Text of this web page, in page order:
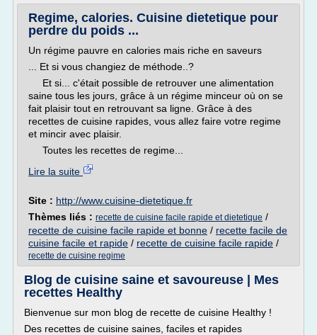
Regime, calories. Cuisine dietetique pour
perdre du poids ...
Un régime pauvre en calories mais riche en saveurs
... Et si vous changiez de méthode..?
Et si... c'était possible de retrouver une alimentation
saine tous les jours, grâce à un régime minceur où on se
fait plaisir tout en retrouvant sa ligne. Grâce à des
recettes de cuisine rapides, vous allez faire votre regime
et mincir avec plaisir.
Toutes les recettes de regime...
Lire la suite
Site : http://www.cuisine-dietetique.fr
Thèmes liés : recette de cuisine facile rapide et dietetique /
recette de cuisine facile rapide et bonne / recette facile de
cuisine facile et rapide / recette de cuisine facile rapide /
recette de cuisine regime
Blog de cuisine saine et savoureuse | Mes
recettes Healthy
Bienvenue sur mon blog de recette de cuisine Healthy !
Des recettes de cuisine saines, faciles et rapides